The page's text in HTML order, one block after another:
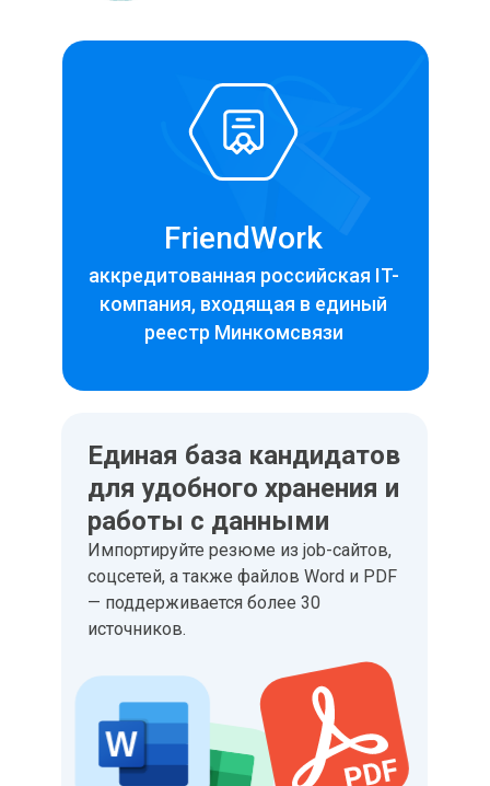
FriendWork
аккредитованная российская IT-
компания, входящая в единый
реестр Минкомсвязи
Единая база кандидатов
для удобного хранения и
работы с данными
Импортируйте резюме из job-сайтов,
соцсетей, а также файлов Word и PDF
— поддерживается более 30
источников.